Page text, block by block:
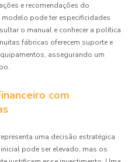
e recomendações do
pode ter especificidades
o manual e conhecer a política
fábricas oferecem suporte e
assegurando um
com
uma decisão estratégica
pode ser elevado, mas os